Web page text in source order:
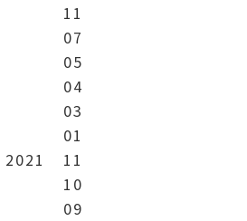
11
07
05
04
03
01
2021
11
10
09